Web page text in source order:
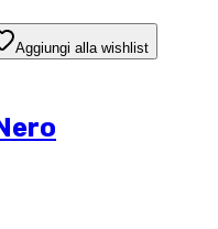
Aggiungi alla wishlist